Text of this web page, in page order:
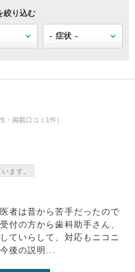
絞り込む
・掲載口コミ1件）
ます。
者は昔から苦手だったので
付の方から歯科助手さん、
ていらして、対応もニコニ
後の説明...